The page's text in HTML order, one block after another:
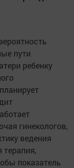
пути
ребенку
гинекологов,
ведения
терапия,
показатель